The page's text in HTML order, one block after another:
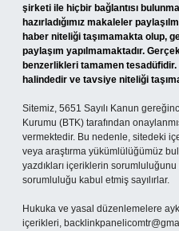
şirketi ile hiçbir bağlantısı
hazırladığımız makaleler
haber niteliği taşımamakta olup,
paylaşım yapılmamaktadır.
benzerlikleri tamamen
halindedir ve tavsiye niteliği
Sitemiz, 5651 Sayılı Kanun
Kurumu (BTK) tarafından
vermektedir. Bu nedenle, sitedeki
veya araştırma yükümlülüğümüz
yazdıkları içeriklerin
sorumluluğu kabul etmiş sayılırlar.
Hukuka ve yasal düzenlemelere
içerikleri,